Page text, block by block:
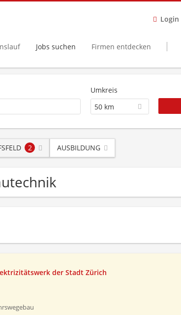
Login
Jobs suchen Firmen entdecken
Umkreis
50 km
2 AUSBILDUNG
der Stadt Zürich